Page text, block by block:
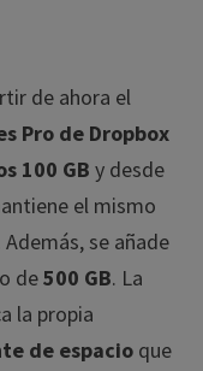
de ahora el
Pro de Dropbox
100 GB y desde
el mismo
se añade
de500 GB. La
la propia
de espacioque